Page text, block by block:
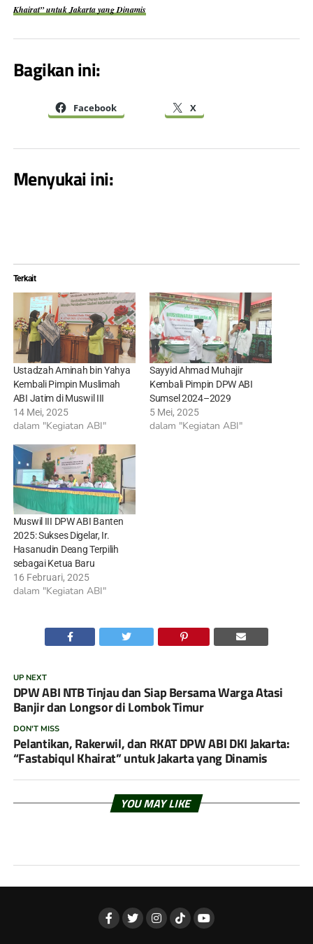
Khairat” untuk Jakarta yang Dinamis
Bagikan ini:
Facebook X
Menyukai ini:
Terkait
Ustadzah Aminah bin Yahya
Kembali Pimpin Muslimah
ABI Jatim di Muswil III
14 Mei, 2025
dalam "Kegiatan ABI"
Sayyid Ahmad Muhajir
Kembali Pimpin DPW ABI
Sumsel 2024–2029
5 Mei, 2025
dalam "Kegiatan ABI"
Muswil III DPW ABI Banten
2025: Sukses Digelar, Ir.
Hasanudin Deang Terpilih
sebagai Ketua Baru
16 Februari, 2025
dalam "Kegiatan ABI"
UP NEXT
DPW ABI NTB Tinjau dan Siap Bersama Warga Atasi
Banjir dan Longsor di Lombok Timur
DON'T MISS
Pelantikan, Rakerwil, dan RKAT DPW ABI DKI Jakarta:
“Fastabiqul Khairat” untuk Jakarta yang Dinamis
YOU MAY LIKE